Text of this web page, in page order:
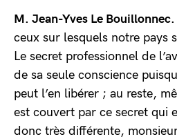
M. Jean-Yves Le Bouillonnec.
ceux sur lesquels notre pays
Le secret professionnel de
de sa seule conscience
peut l’en libérer ; au reste,
est couvert par ce secret qui
donc très différente,